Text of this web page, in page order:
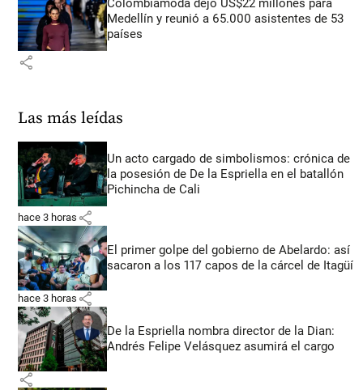
Colombiamoda dejó US$22 millones para
Medellín y reunió a 65.000 asistentes de 53
países
share
Las más leídas
Un acto cargado de simbolismos: crónica de
la posesión de De la Espriella en el batallón
Pichincha de Cali
hace 3 horas share
El primer golpe del gobierno de Abelardo: así
sacaron a los 117 capos de la cárcel de Itagüí
hace 3 horas share
De la Espriella nombra director de la Dian:
Andrés Felipe Velásquez asumirá el cargo
share